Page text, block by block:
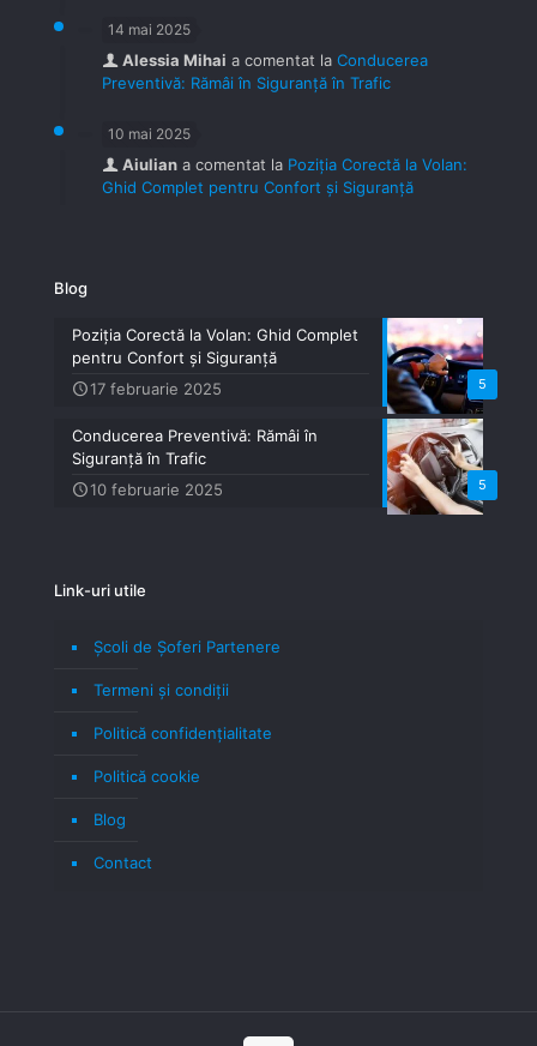
14 mai 2025
Alessia Mihai a comentat la Conducerea
Preventivă: Rămâi în Siguranță în Trafic
10 mai 2025
Aiulian a comentat la Poziția Corectă la Volan:
Ghid Complet pentru Confort și Siguranță
Blog
5
Poziția Corectă la Volan: Ghid Complet
pentru Confort și Siguranță
17 februarie 2025
5
Conducerea Preventivă: Rămâi în
Siguranță în Trafic
10 februarie 2025
Link-uri utile
Școli de Șoferi Partenere
Termeni şi condiţii
Politică confidenţialitate
Politică cookie
Blog
Contact